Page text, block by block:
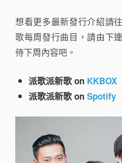
想看更多最新發行介紹請
歌每周發行曲目，請由下
待下周內容吧。
派歌派新歌 on KKBOX
派歌派新歌 on Spotify